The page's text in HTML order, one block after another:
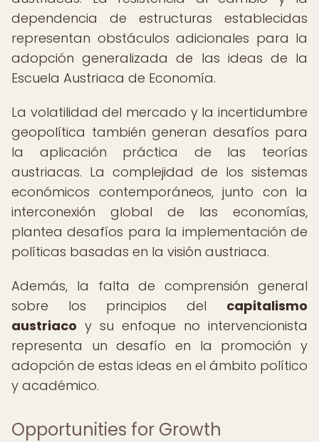
dependencia de estructuras establecidas
representan obstáculos adicionales para la
adopción generalizada de las ideas de la
Escuela Austriaca de Economía.
La volatilidad del mercado y la incertidumbre
geopolítica también generan desafíos para
la aplicación práctica de las teorías
austriacas. La complejidad de los sistemas
económicos contemporáneos, junto con la
interconexión global de las economías,
plantea desafíos para la implementación de
políticas basadas en la visión austriaca.
Además, la falta de comprensión general
sobre los principios del capitalismo
austriaco y su enfoque no intervencionista
representa un desafío en la promoción y
adopción de estas ideas en el ámbito político
y académico.
Opportunities for Growth